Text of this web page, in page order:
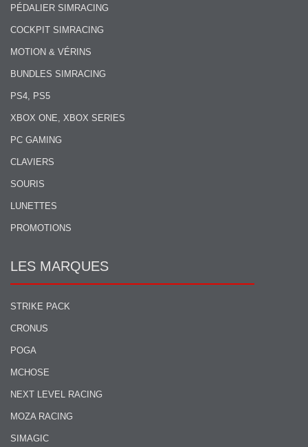
PÉDALIER SIMRACING
COCKPIT SIMRACING
MOTION & VÉRINS
BUNDLES SIMRACING
PS4, PS5
XBOX ONE, XBOX SERIES
PC GAMING
CLAVIERS
SOURIS
LUNETTES
PROMOTIONS
LES MARQUES
STRIKE PACK
CRONUS
POGA
MCHOSE
NEXT LEVEL RACING
MOZA RACING
SIMAGIC